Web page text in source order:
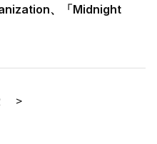
、「Midnight
>